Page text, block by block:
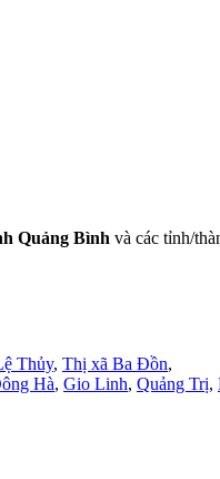
Quảng Bình và các tỉnh/
Thủy, Thị xã Ba Đồn,
Hà, Gio Linh, Quảng Trị,